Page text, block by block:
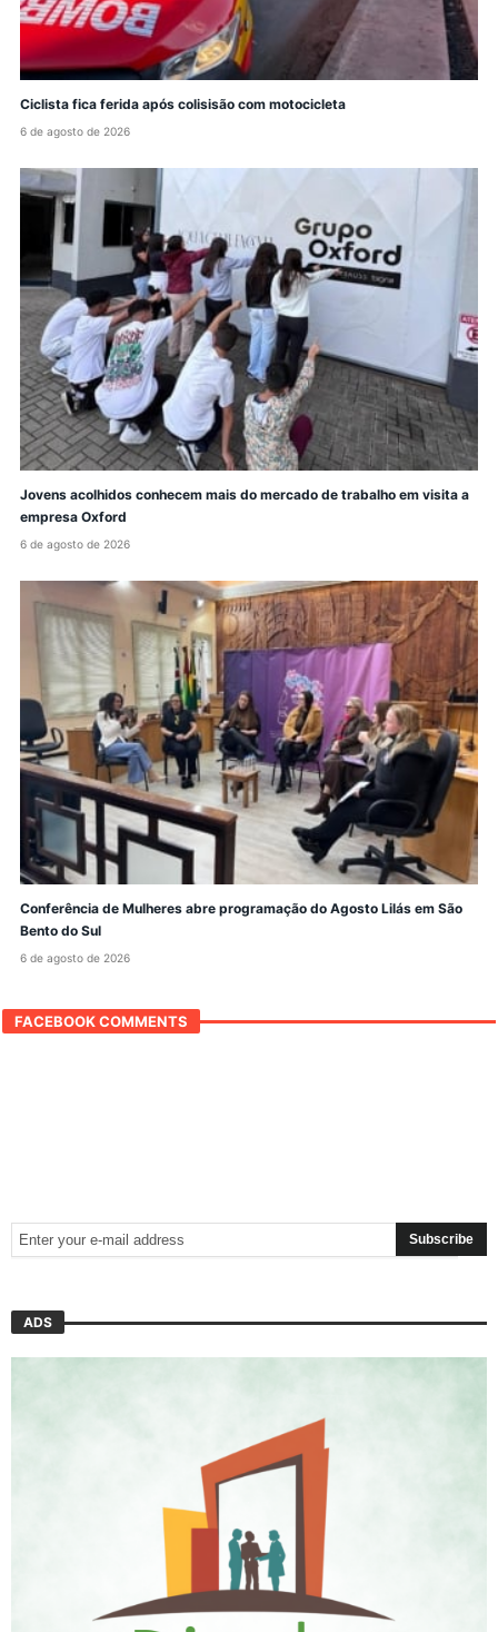
Ciclista fica ferida após colisisão com motocicleta
6 de agosto de 2026
Jovens acolhidos conhecem mais do mercado de trabalho em visita a
empresa Oxford
6 de agosto de 2026
Conferência de Mulheres abre programação do Agosto Lilás em São
Bento do Sul
6 de agosto de 2026
FACEBOOK COMMENTS
ADS